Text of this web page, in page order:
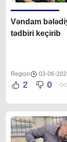
Vəndam
tədbiri keçirib
Region 03-06-
2 0